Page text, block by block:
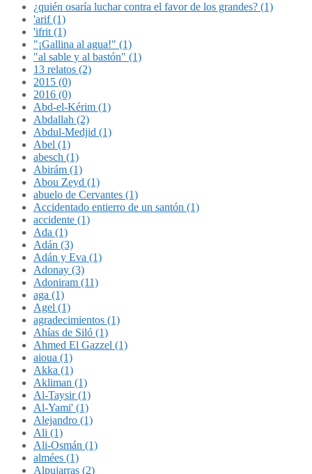
¿quién osaría luchar contra el favor de los grandes? (1)
'arif (1)
'ifrit (1)
"¡Gallina al agua!" (1)
"al sable y al bastón" (1)
13 relatos (2)
2015 (0)
2016 (0)
Abd-el-Kérim (1)
Abdallah (2)
Abdul-Medjid (1)
Abel (1)
abesch (1)
Abirám (1)
Abou Zeyd (1)
abuelo de Cervantes (1)
Accidentado entierro de un santón (1)
accidente (1)
Ada (1)
Adán (3)
Adán y Eva (1)
Adonay (3)
Adoniram (11)
aga (1)
Agel (1)
agradecimientos (1)
Ahías de Siló (1)
Ahmed El Gazzel (1)
aioua (1)
Akka (1)
Akliman (1)
Al-Taysir (1)
Al-Yami' (1)
Alejandro (1)
Ali (1)
Ali-Osmán (1)
almées (1)
Alpujarras (2)